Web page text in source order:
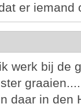
er iemand
werk bij de
daar in den